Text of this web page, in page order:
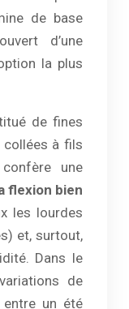
de base
d’une
la plus
de fines
collées à fils
une
flexion bien
les lourdes
et, surtout,
Dans le
de
entre un été